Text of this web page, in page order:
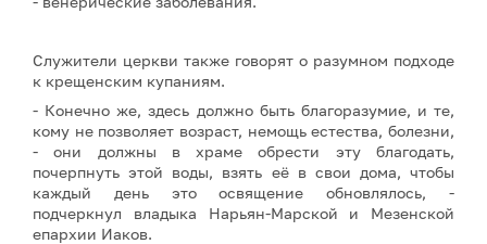
Служители церкви также говорят о разумном подходе
к крещенским купаниям.
- Конечно же, здесь должно быть благоразумие, и те,
кому не позволяет возраст, немощь естества, болезни,
- они должны в храме обрести эту благодать,
почерпнуть этой воды, взять её в свои дома, чтобы
каждый день это освящение обновлялось, -
подчеркнул владыка Нарьян-Марской и Мезенской
епархии Иаков.